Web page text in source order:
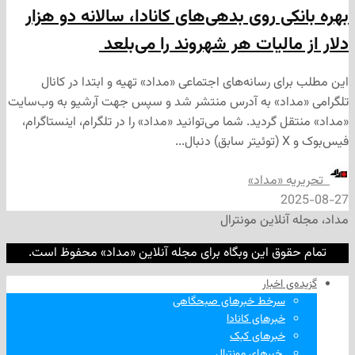
روی بدهی‌های کانادا، سالانه دو هزار
هر شهروند را می‌بلعد
رسانه‌های اجتماعی «مداد» تهیه و ابتدا در کانال
به آدرس منتشر شد و سپس جهت آرشیو به وب‌سایت
گردید. شما می‌توانید «مداد» را در تلگرام، اینستاگرام،
«مداد»
مونترال
این وبگاه برای مجله آنلاین «مداد» محفوظ است.
اخبار
سرخط خبرهای صبحگاهی
خبرهای کانادا
خبرهای کبک